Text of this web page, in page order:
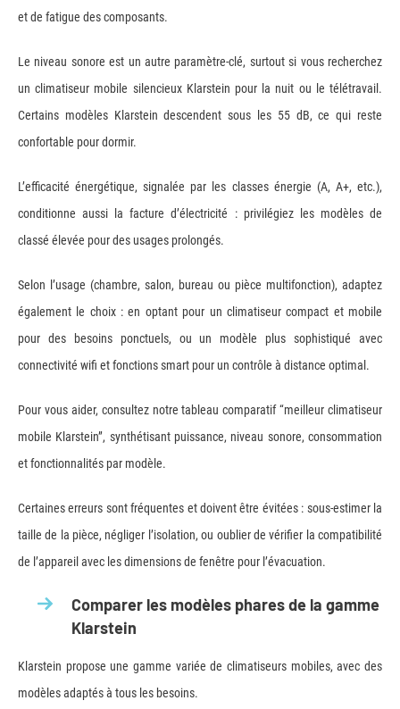
et de fatigue des composants.
Le niveau sonore est un autre paramètre-clé, surtout si vous recherchez
un climatiseur mobile silencieux Klarstein pour la nuit ou le télétravail.
Certains modèles Klarstein descendent sous les 55 dB, ce qui reste
confortable pour dormir.
L’efficacité énergétique, signalée par les classes énergie (A, A+, etc.),
conditionne aussi la facture d’électricité : privilégiez les modèles de
classé élevée pour des usages prolongés.
Selon l’usage (chambre, salon, bureau ou pièce multifonction), adaptez
également le choix : en optant pour un climatiseur compact et mobile
pour des besoins ponctuels, ou un modèle plus sophistiqué avec
connectivité wifi et fonctions smart pour un contrôle à distance optimal.
Pour vous aider, consultez notre tableau comparatif “meilleur climatiseur
mobile Klarstein”, synthétisant puissance, niveau sonore, consommation
et fonctionnalités par modèle.
Certaines erreurs sont fréquentes et doivent être évitées : sous-estimer la
taille de la pièce, négliger l’isolation, ou oublier de vérifier la compatibilité
de l’appareil avec les dimensions de fenêtre pour l’évacuation.
Comparer les modèles phares de la gamme
Klarstein
Klarstein propose une gamme variée de climatiseurs mobiles, avec des
modèles adaptés à tous les besoins.